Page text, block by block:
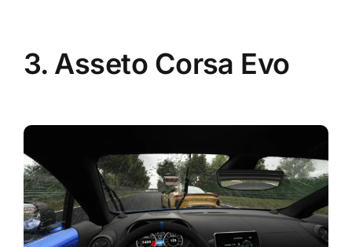
3. Asseto Corsa Evo